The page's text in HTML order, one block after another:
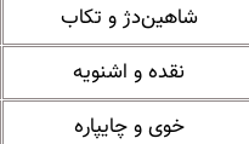
شاهین‌دژ و تکاب
نقده و اشنویه
خوی و چایپاره